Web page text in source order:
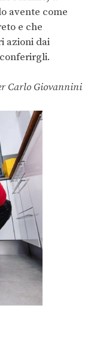
avente come
e che
azioni dai
Carlo Giovannini